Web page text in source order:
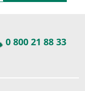
0 800 21 88 33